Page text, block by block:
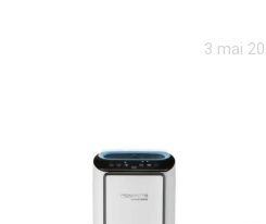
3 mai